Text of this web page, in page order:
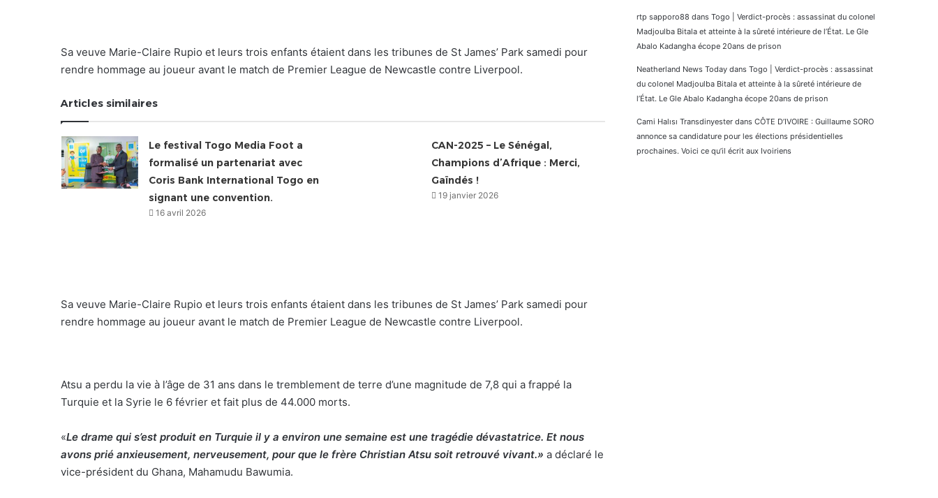
Sa veuve Marie-Claire Rupio et leurs trois enfants étaient dans les tribunes de St James’ Park samedi pour
rendre hommage au joueur avant le match de Premier League de Newcastle contre Liverpool.
Articles similaires
Le festival Togo Media Foot a
formalisé un partenariat avec
Coris Bank International Togo en
signant une convention.
16 avril 2026
CAN-2025 – Le Sénégal,
Champions d’Afrique : Merci,
Gaïndés !
19 janvier 2026
Sa veuve Marie-Claire Rupio et leurs trois enfants étaient dans les tribunes de St James’ Park samedi pour
rendre hommage au joueur avant le match de Premier League de Newcastle contre Liverpool.
Atsu a perdu la vie à l’âge de 31 ans dans le tremblement de terre d’une magnitude de 7,8 qui a frappé la
Turquie et la Syrie le 6 février et fait plus de 44.000 morts.
«Le drame qui s’est produit en Turquie il y a environ une semaine est une tragédie dévastatrice. Et nous
avons prié anxieusement, nerveusement, pour que le frère Christian Atsu soit retrouvé vivant.» a déclaré le
vice-président du Ghana, Mahamudu Bawumia.
rtp sapporo88 dans Togo | Verdict-procès : assassinat du colonel
Madjoulba Bitala et atteinte à la sûreté intérieure de l’État. Le Gle
Abalo Kadangha écope 20ans de prison
Neatherland News Today dans Togo | Verdict-procès : assassinat
du colonel Madjoulba Bitala et atteinte à la sûreté intérieure de
l’État. Le Gle Abalo Kadangha écope 20ans de prison
Cami Halısı Transdinyester dans CÔTE D’IVOIRE : Guillaume SORO
annonce sa candidature pour les élections présidentielles
prochaines. Voici ce qu’il écrit aux Ivoiriens